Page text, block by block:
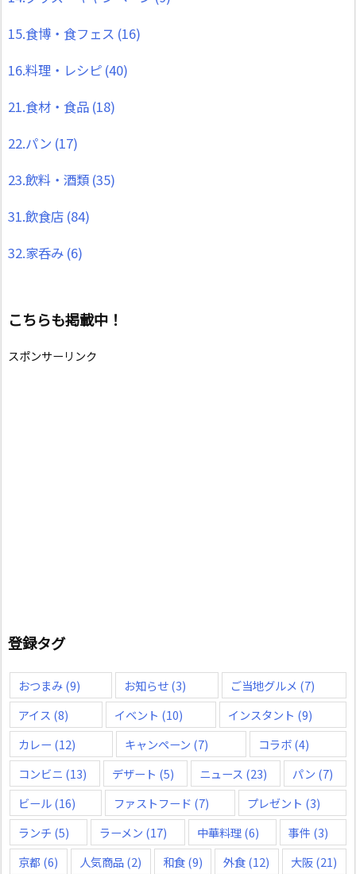
15.食博・食フェス (16)
16.料理・レシピ (40)
21.食材・食品 (18)
22.パン (17)
23.飲料・酒類 (35)
31.飲食店 (84)
32.家呑み (6)
こちらも掲載中！
スポンサーリンク
登録タグ
おつまみ(9) お知らせ(3) ご当地グルメ (7)
アイス (8) イベント (10) インスタント (9)
カレー (12) キャンペーン (7) コラボ(4)
コンビニ (13) デザート (5) ニュース (23) パン (7)
ビール(16) ファストフード (7) プレゼント (3)
ランチ (5) ラーメン (17) 中華料理(6) 事件 (3)
京都 (6) 人気商品(2) 和食(9) 外食(12) 大阪(21)